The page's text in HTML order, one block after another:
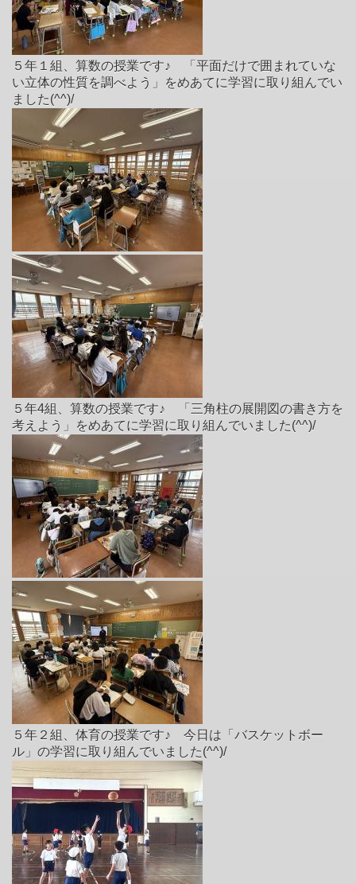
５年１組、算数の授業です♪ 「平面だけで囲まれていな
い立体の性質を調べよう」をめあてに学習に取り組んでい
ました(^^)/
５年4組、算数の授業です♪ 「三角柱の展開図の書き方を
考えよう」をめあてに学習に取り組んでいました(^^)/
５年２組、体育の授業です♪ 今日は「バスケットボー
ル」の学習に取り組んでいました(^^)/